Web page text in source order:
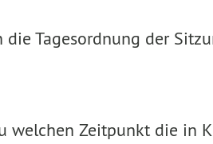
Tagesordnung der
welchen Zeitpunkt die in